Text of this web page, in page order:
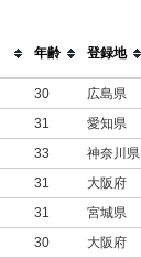
年齢 登録地
30 広島県
31 愛知県
33 神奈川県
31 大阪府
31 宮城県
30 大阪府